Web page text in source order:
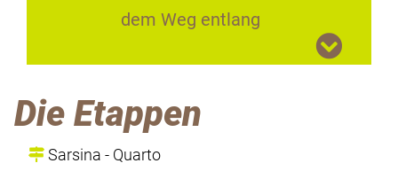
dem Weg entlang
Die Etappen
Sarsina - Quarto